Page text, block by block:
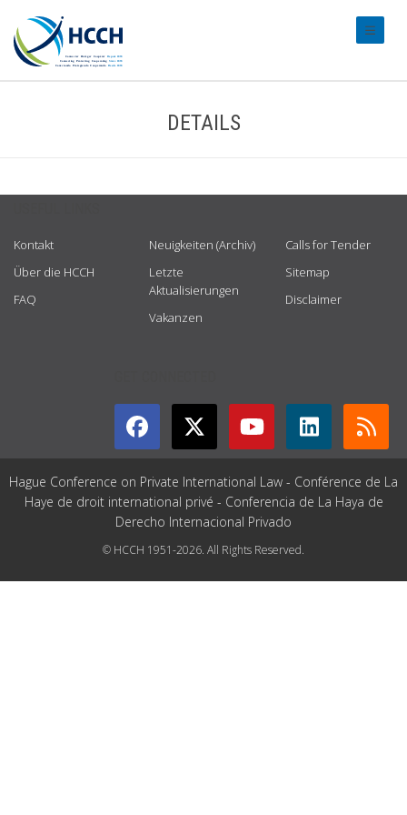
DETAILS
Kontakt
Über die HCCH
FAQ
Neuigkeiten (Archiv)
Letzte
Aktualisierungen
Vakanzen
Calls for Tender
Sitemap
Disclaimer
Hague Conference on Private International Law - Conférence de La
Haye de droit international privé - Conferencia de La Haya de
Derecho Internacional Privado
© HCCH 1951-2026. All Rights Reserved.